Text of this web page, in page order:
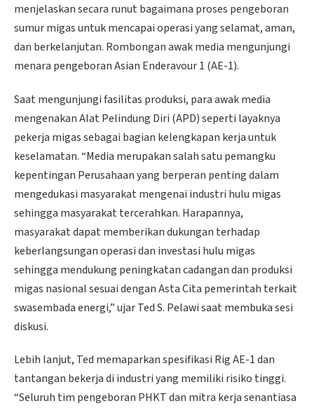
menjelaskan secara runut bagaimana proses pengeboran
sumur migas untuk mencapai operasi yang selamat, aman,
dan berkelanjutan. Rombongan awak media mengunjungi
menara pengeboran Asian Enderavour 1 (AE-1).
Saat mengunjungi fasilitas produksi, para awak media
mengenakan Alat Pelindung Diri (APD) seperti layaknya
pekerja migas sebagai bagian kelengkapan kerja untuk
keselamatan. “Media merupakan salah satu pemangku
kepentingan Perusahaan yang berperan penting dalam
mengedukasi masyarakat mengenai industri hulu migas
sehingga masyarakat tercerahkan. Harapannya,
masyarakat dapat memberikan dukungan terhadap
keberlangsungan operasi dan investasi hulu migas
sehingga mendukung peningkatan cadangan dan produksi
migas nasional sesuai dengan Asta Cita pemerintah terkait
swasembada energi,” ujar Ted S. Pelawi saat membuka sesi
diskusi.
Lebih lanjut, Ted memaparkan spesifikasi Rig AE-1 dan
tantangan bekerja di industri yang memiliki risiko tinggi.
“Seluruh tim pengeboran PHKT dan mitra kerja senantiasa